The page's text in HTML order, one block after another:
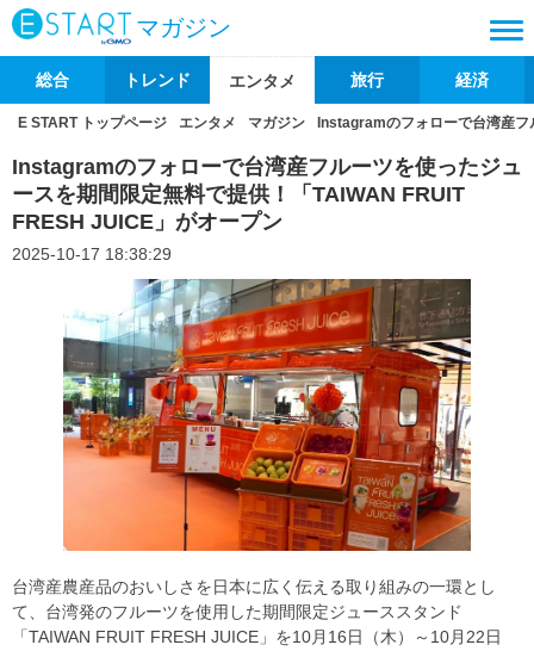
マガジン
総合 トレンド エンタメ 旅行 経済
E START トップページ エンタメ マガジン Instagramのフォローで台湾産
Instagramのフォローで台湾産フルーツを使ったジュ
ースを期間限定無料で提供！「TAIWAN FRUIT
FRESH JUICE」がオープン
2025-10-17 18:38:29
台湾産農産品のおいしさを日本に広く伝える取り組みの一環とし
て、台湾発のフルーツを使用した期間限定ジューススタンド
「TAIWAN FRUIT FRESH JUICE」を10月16日（木）～10月22日